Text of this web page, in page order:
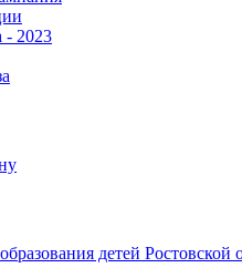
- 2023
детей Ростовской